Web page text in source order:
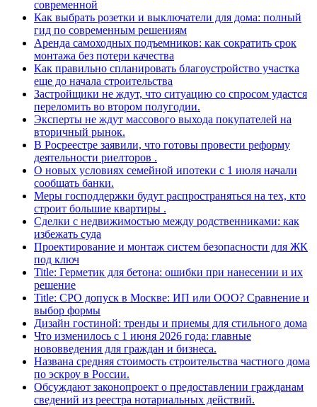
современной
Как выбрать розетки и выключатели для дома: полный
гид по современным решениям
Аренда самоходных подъемников: как сократить срок
монтажа без потери качества
Как правильно спланировать благоустройство участка
еще до начала строительства
Застройщики не ждут, что ситуацию со спросом удастся
переломить во втором полугодии.
Эксперты не ждут массового выхода покупателей на
вторичный рынок.
В Росреестре заявили, что готовы провести реформу
деятельности риелторов .
О новых условиях семейной ипотеки с 1 июля начали
сообщать банки.
Меры господдержки будут распространяться на тех, кто
строит большие квартиры .
Сделки с недвижимостью между родственниками: как
избежать суда
Проектирование и монтаж систем безопасности для ЖК
под ключ
Title: Герметик для бетона: ошибки при нанесении и их
решение
Title: СРО допуск в Москве: ИП или ООО? Сравнение и
выбор формы
Дизайн гостиной: тренды и приемы для стильного дома
Что изменилось с 1 июня 2026 года: главные
нововведения для граждан и бизнеса.
Названа средняя стоимость строительства частного дома
по эскроу в России.
Обсуждают законопроект о предоставлении гражданам
сведений из реестра нотариальных действий.